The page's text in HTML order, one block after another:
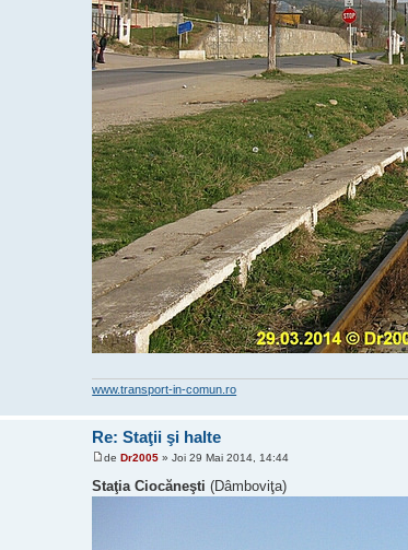
www.transport-in-comun.ro
Re: Staţii şi halte
deDr2005 » Joi 29 Mai 2014, 14:44
Staţia Ciocăneşti (Dâmboviţa)